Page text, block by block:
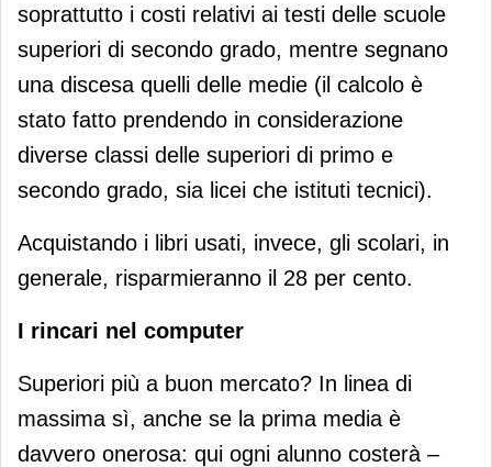
soprattutto i costi relativi ai testi delle scuole
superiori di secondo grado, mentre segnano
una discesa quelli delle medie (il calcolo è
stato fatto prendendo in considerazione
diverse classi delle superiori di primo e
secondo grado, sia licei che istituti tecnici).
Acquistando i libri usati, invece, gli scolari, in
generale, risparmieranno il 28 per cento.
I rincari nel computer
Superiori più a buon mercato? In linea di
massima sì, anche se la prima media è
davvero onerosa: qui ogni alunno costerà –